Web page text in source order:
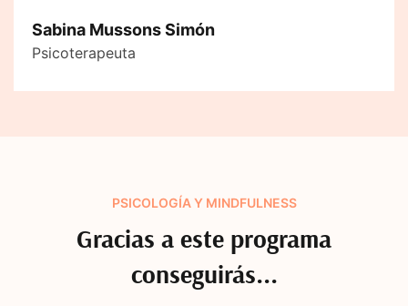
Sabina Mussons Simón
Psicoterapeuta
PSICOLOGÍA Y MINDFULNESS
Gracias a este programa
conseguirás...